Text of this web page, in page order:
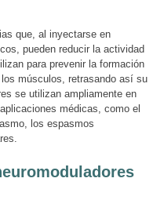
que, al inyectarse en
pueden reducir la actividad
para prevenir la formación
músculos, retrasando así su
se utilizan ampliamente en
médicas, como el
los espasmos